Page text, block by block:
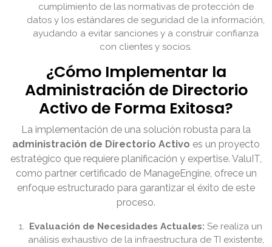
cumplimiento de las normativas de protección de
datos y los estándares de seguridad de la información,
ayudando a evitar sanciones y a construir confianza
con clientes y socios.
¿Cómo Implementar la
Administración de Directorio
Activo de Forma Exitosa?
La implementación de una solución robusta para la
administración de Directorio Activo es un proyecto
estratégico que requiere planificación y expertise. ValuIT,
como partner certificado de ManageEngine, ofrece un
enfoque estructurado para garantizar el éxito de este
proceso.
Evaluación de Necesidades Actuales: Se realiza un
análisis exhaustivo de la infraestructura de TI existente,